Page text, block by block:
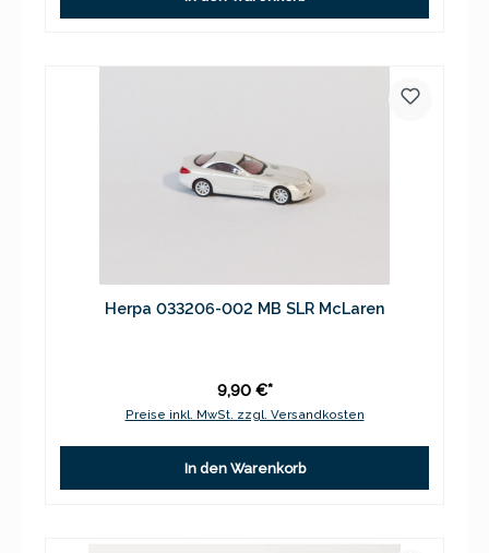
Herpa 033206-002 MB SLR McLaren
9,90 €*
Preise inkl. MwSt. zzgl. Versandkosten
In den Warenkorb